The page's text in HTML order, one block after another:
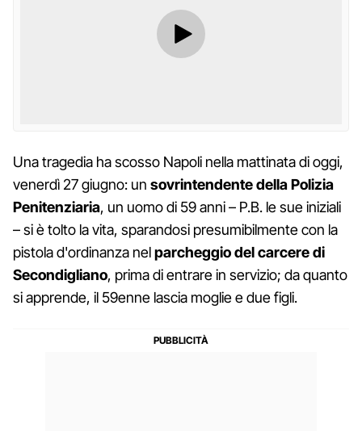
Una tragedia ha scosso Napoli nella mattinata di oggi,
venerdì 27 giugno: un sovrintendente della Polizia
Penitenziaria, un uomo di 59 anni – P.B. le sue iniziali
– si è tolto la vita, sparandosi presumibilmente con la
pistola d'ordinanza nelparcheggio del carcere di
Secondigliano, prima di entrare in servizio; da quanto
si apprende, il 59enne lascia moglie e due figli.